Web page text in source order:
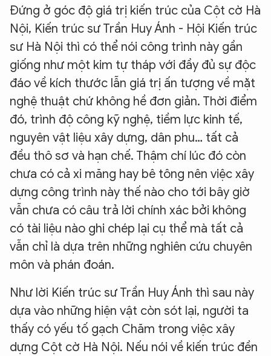
Đứng ở góc độ giá trị kiến trúc của Cột cờ Hà
Nội, Kiến trúc sư Trần Huy Ánh - Hội Kiến trúc
sư Hà Nội thì có thể nói công trình này gần
giống như một kim tự tháp với đầy đủ sự độc
đáo về kích thước lẫn giá trị ấn tượng về mặt
nghệ thuật chứ không hề đơn giản. Thời điểm
đó, trình độ công kỹ nghệ, tiềm lực kinh tế,
nguyên vật liệu xây dựng, dân phu… tất cả
đều thô sơ và hạn chế. Thậm chí lúc đó còn
chưa có cả xi măng hay bê tông nên việc xây
dựng công trình này thế nào cho tới bây giờ
vẫn chưa có câu trả lời chính xác bởi không
có tài liệu nào ghi chép lại cụ thể mà tất cả
vẫn chỉ là dựa trên những nghiên cứu chuyên
môn và phán đoán.
Như lời Kiến trúc sư Trần Huy Ánh thì sau này
dựa vào những hiện vật còn sót lại, người ta
thấy có yếu tố gạch Chăm trong việc xây
dựng Cột cờ Hà Nội. Nếu nói về kiến trúc đền
XIN CHÀO,
TÔI LÀ CHATBOT CỦA